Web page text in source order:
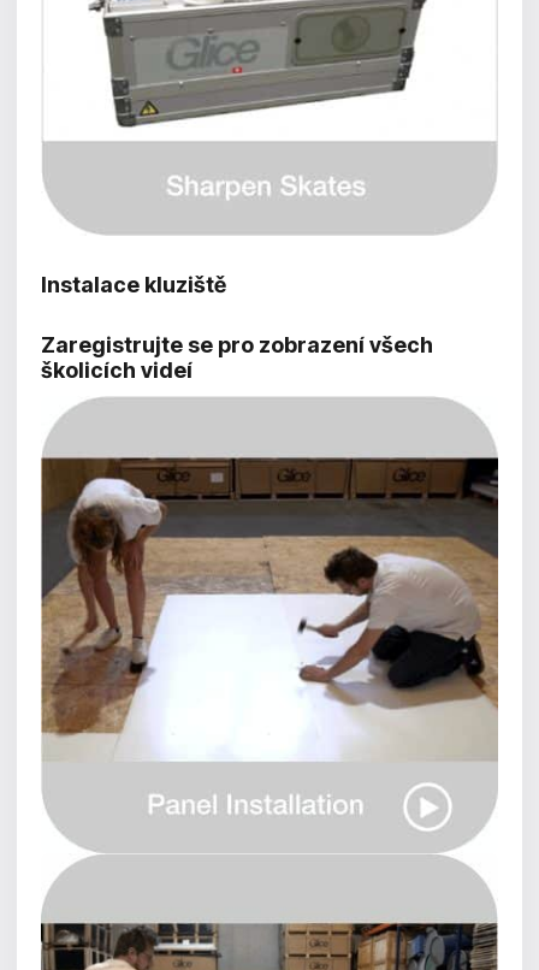
Instalace kluziště
Zaregistrujte se pro zobrazení všech
školicích videí